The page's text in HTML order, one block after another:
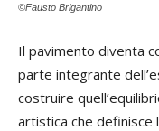
©Fausto Brigantino
Il pavimento diventa
parte integrante
costruire
artistica che definisce